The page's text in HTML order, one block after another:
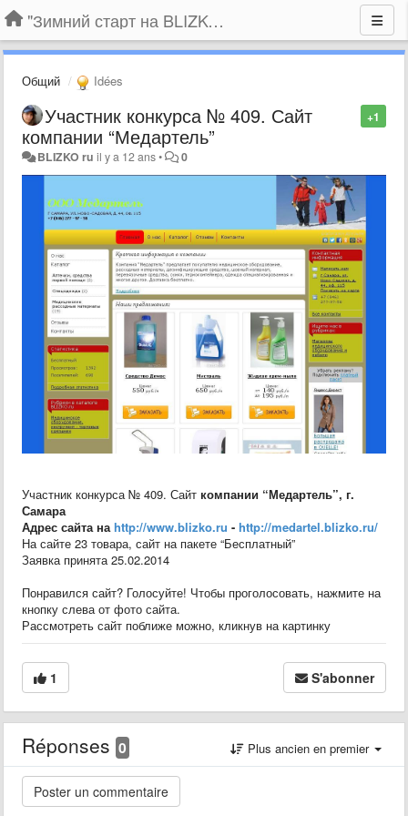
"Зимний старт на BLIZKO.ru". Конкурс компаний
Общий Idées
+1
Участник конкурса № 409. Сайт
компании “Медартель”
BLIZKO ruil y a 12 ans• 0
Участник конкурса № 409. Сайт компании “Медартель”, г.
Самара
Адрес сайта на http://www.blizko.ru - http://medartel.blizko.ru/
На сайте 23 товара, сайт на пакете “Бесплатный”
Заявка принята 25.02.2014
Понравился сайт? Голосуйте! Чтобы проголосовать, нажмите на
кнопку слева от фото сайта.
Рассмотреть сайт поближе можно, кликнув на картинку
1 S'abonner
Réponses 0 Plus ancien en premier